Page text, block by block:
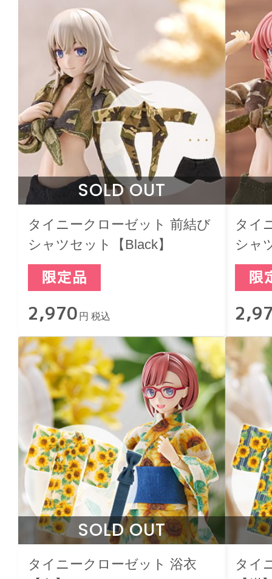
SOLD OUT
タイニークローゼット 前結び
シャツセット【Black】
2,970 円 税込
タイ
シャ
SOLD OUT
タイニークローゼット 浴衣
タイ